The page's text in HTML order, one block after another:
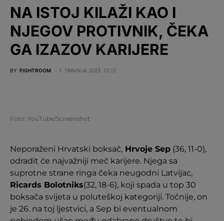
NA ISTOJ KILAŽI KAO I
NJEGOV PROTIVNIK, ČEKA
GA IZAZOV KARIJERE
BY FIGHTROOM 1. TRAVNJA 2022. 12:12
Foto: YouTube/Screenshot
Neporaženi Hrvatski boksač, Hrvoje Sep (36, 11-0),
odradit će najvažniji meč karijere. Njega sa
suprotne strane ringa čeka neugodni Latvijac,
Ricards Bolotniks(32, 18-6), koji spada u top 30
boksača svijeta u poluteškoj kategoriji. Točnije, on
je 26. na toj ljestvici, a Sep bi eventualnom